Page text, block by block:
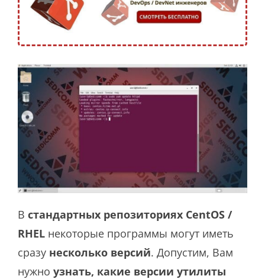
В стандартных репозиториях CentOS /
RHEL некоторые программы могут иметь
сразу несколько версий. Допустим, Вам
нужно узнать, какие версии утилиты